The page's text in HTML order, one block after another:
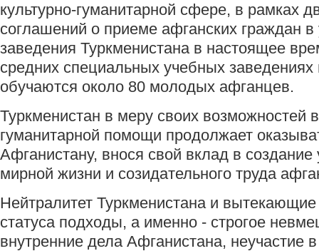
культурно-гуманитарной сфере, в рамках
соглашений о приеме афганских граждан
заведения Туркменистана в настоящее
средних специальных учебных
обучаются около 80 молодых афганцев.
Туркменистан в меру своих возможностей
гуманитарной помощи продолжает
Афганистану, внося свой вклад в
мирной жизни и созидательного труда
Нейтралитет Туркменистана и вытекающие
статуса подходы, а именно - строгое
внутренние дела Афганистана, неучастие